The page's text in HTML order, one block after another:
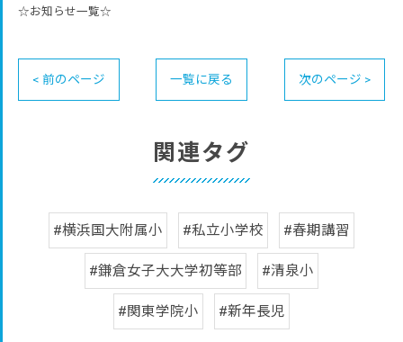
☆お知らせ一覧☆
< 前のページ 一覧に戻る 次のページ >
関連タグ
#横浜国大附属小 #私立小学校 #春期講習
#鎌倉女子大大学初等部 #清泉小
#関東学院小 #新年長児